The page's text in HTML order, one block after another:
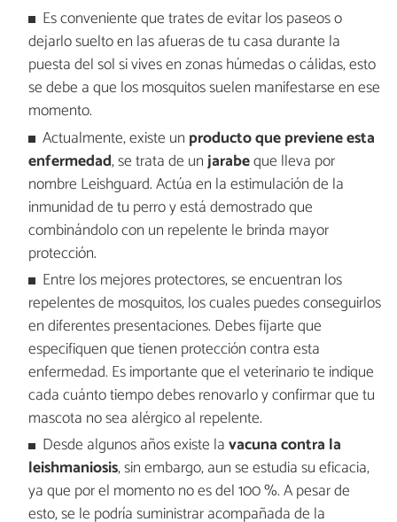
Es conveniente que trates de evitar los paseos o
dejarlo suelto en las afueras de tu casa durante la
puesta del sol si vives en zonas húmedas o cálidas, esto
se debe a que los mosquitos suelen manifestarse en ese
momento.
Actualmente, existe un producto que previene esta
enfermedad, se trata de unjarabeque lleva por
nombre Leishguard. Actúa en la estimulación de la
inmunidad de tu perro y está demostrado que
combinándolo con un repelente le brinda mayor
protección.
Entre los mejores protectores, se encuentran los
repelentes de mosquitos, los cuales puedes conseguirlos
en diferentes presentaciones. Debes fijarte que
especifiquen que tienen protección contra esta
enfermedad. Es importante que el veterinario te indique
cada cuánto tiempo debes renovarlo y confirmar que tu
mascota no sea alérgico al repelente.
Desde algunos años existe lavacuna contra la
leishmaniosis, sin embargo, aun se estudia su eficacia,
ya que por el momento no es del 100 %. A pesar de
esto, se le podría suministrar acompañada de la